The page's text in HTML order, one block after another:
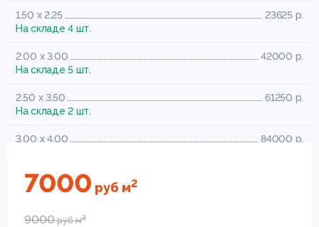
1.50 x 2.25
23625 р.
На складе 4 шт.
2.00 x 3.00
42000 р.
На складе 5 шт.
2.50 x 3.50
61250 р.
На складе 2 шт.
3.00 x 4.00
84000 р.
3.00 x 5.00
На складе 1 шт.
7000 руб м2
9000рубм2